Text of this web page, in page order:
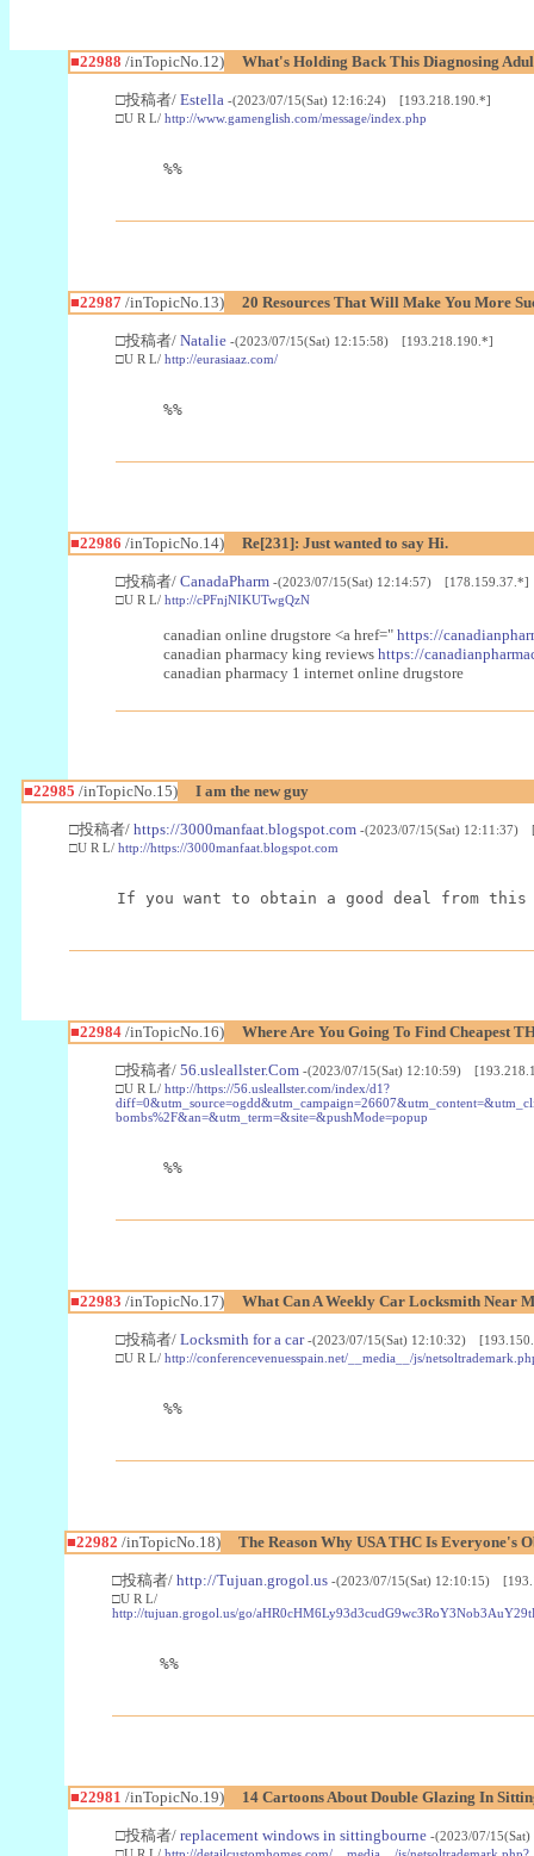
■22988 /inTopicNo.12) What's Holding Back This Diagnosing
□投稿者/ Estella -(2023/07/15(Sat) 12:16:24) [193.218.190.*]
□U R L/ http://www.gamenglish.com/message/index.php
%%
■22987/inTopicNo.13) 20 Resources That Will Make You More
□投稿者/ Natalie -(2023/07/15(Sat) 12:15:58) [193.218.190.*]
□U R L/ http://eurasiaaz.com/
%%
■22986 /inTopicNo.14) Re[231]: Just wanted to say Hi.
□投稿者/ CanadaPharm -(2023/07/15(Sat) 12:14:57) [178.159.37.*]
□U R L/ http://cPFnjNIKUTwgQzN
canadian online drugstore <a href=" https://
canadian pharmacy king reviews https://
canadian pharmacy 1 internet online drugstore
■22985 /inTopicNo.15) I am the new guy
□投稿者/ https://3000manfaat.blogspot.com -(2023/07/15(Sat) 12:11:37)
□U R L/ http://https://3000manfaat.blogspot.com
If you want to obtain a good deal from this
■22984/inTopicNo.16) Where Are You Going To Find Cheapest
□投稿者/ 56.usleallster.Com -(2023/07/15(Sat) 12:10:59)
□U R L/ http://https://56.usleallster.com/index/d1?
bombs%2F&an=&utm_term=&site=&pushMode=popup
%%
■22983 /inTopicNo.17) What Can A Weekly Car Locksmith Near
□投稿者/ Locksmith for a car -(2023/07/15(Sat) 12:10:32)
□U R L/ http://conferencevenuesspain.net/__media__/js/
%%
■22982 /inTopicNo.18) The Reason Why USA THC Is Everyone's
□投稿者/ http://Tujuan.grogol.us -(2023/07/15(Sat) 12:10:15)
□U R L/
http://tujuan.grogol.us/go/
%%
■22981 /inTopicNo.19) 14 Cartoons About Double Glazing In
□投稿者/ replacement windows in sittingbourne -(2023/07/